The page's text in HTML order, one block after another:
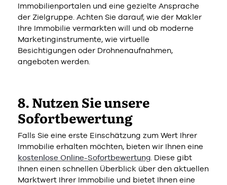
Immobilienportalen und eine gezielte Ansprache
der Zielgruppe. Achten Sie darauf, wie der Makler
Ihre Immobilie vermarkten will und ob moderne
Marketinginstrumente, wie virtuelle
Besichtigungen oder Drohnenaufnahmen,
angeboten werden.
8. Nutzen Sie unsere
Sofortbewertung
Falls Sie eine erste Einschätzung zum Wert Ihrer
Immobilie erhalten möchten, bieten wir Ihnen eine
kostenlose Online-Sofortbewertung . Diese gibt
Ihnen einen schnellen Überblick über den aktuellen
Marktwert Ihrer Immobilie und bietet Ihnen eine